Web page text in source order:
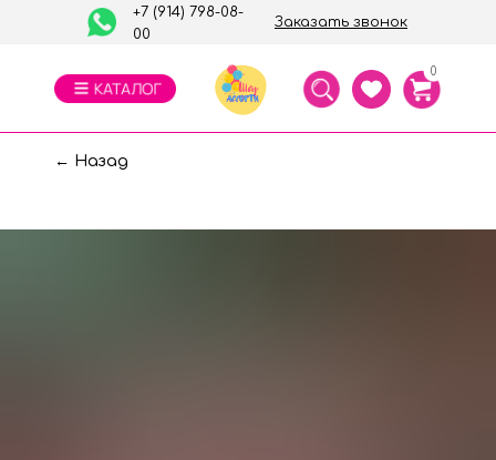
Заказать звонок
+7 (914) 798-08-
00
0
← Назад